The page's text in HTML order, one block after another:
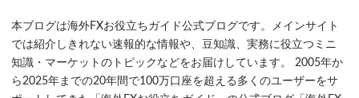
本ブログは海外FXお役立ちガイド公式ブログです。メインサイト
では紹介しきれない速報的な情報や、豆知識、実務に役立つミニ
知識・マーケットのトピックなどをお届けしています。 2005年か
ら2025年までの20年間で100万口座を超える多くのユーザーをサ